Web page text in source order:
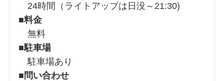
24時間（ライトアップは日没～21:30)
■料金
無料
■駐車場
駐車場あり
■ 問い合わせ